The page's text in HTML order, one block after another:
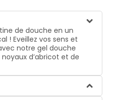
de douche en un
! Eveillez vos sens et
notre gel douche
d’abricot et de